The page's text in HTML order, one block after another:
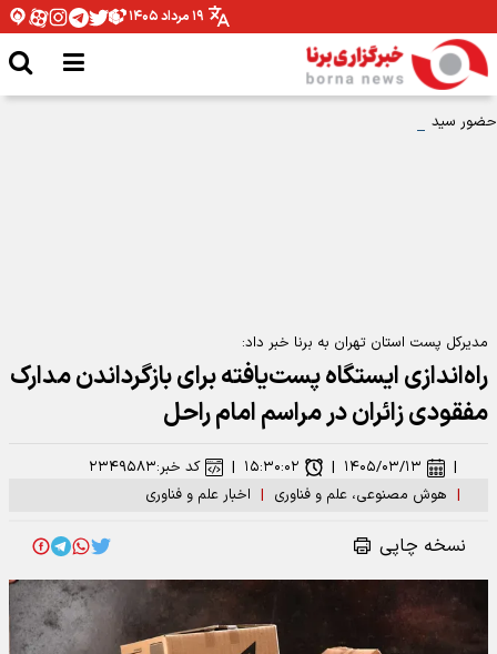
۱۹ مرداد ۱۴۰۵
حضور سید ستار هاشمی در مراسم تشییع پیکر مطهر رهبر شهید انقلاب
مدیرکل پست استان تهران به برنا خبر داد:
راه‌اندازی ایستگاه پست‌یافته برای بازگرداندن مدارک
مفقودی زائران در مراسم امام راحل
| هوش مصنوعی، علم و فناوری | اخبار علم و فناوری
| ۱۴۰۵/۰۳/۱۳ | ۱۵:۳۰:۰۲ | کد خبر:۲۳۴۹۵۸۳
نسخه چاپی